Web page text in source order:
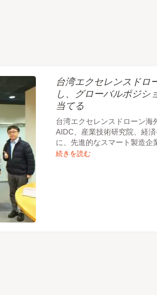
台湾エクセレンスドロ
し、グローバルポジシ
当てる
台湾エクセレンスドローン海
AIDC、産業技術研究院、経
に、先進的なスマート製造企
続きを読む